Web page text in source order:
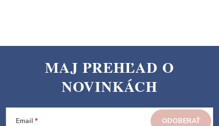
p
MAJ PREHĽAD O
NOVINKÁCH
Email ODOBERAŤ